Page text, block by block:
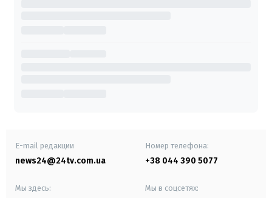
E-mail редакции
news24@24tv.com.ua
Номер телефона:
+38 044 390 5077
Мы здесь: Мы в соцсетях: